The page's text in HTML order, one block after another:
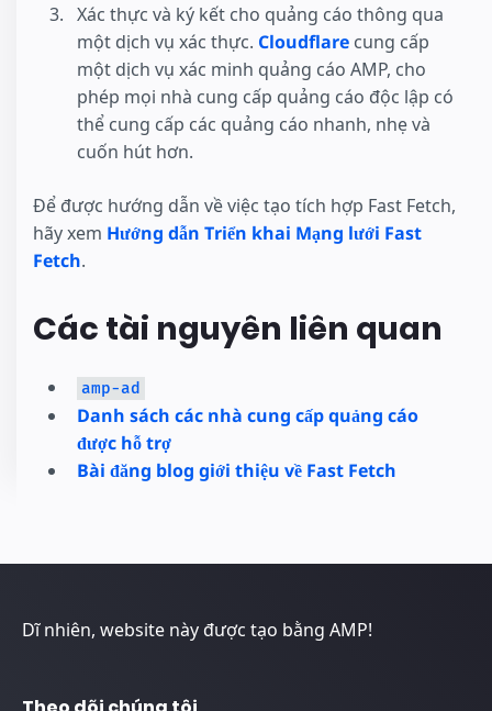
Xác thực và ký kết cho quảng cáo thông qua
một dịch vụ xác thực. Cloudflare cung cấp
một dịch vụ xác minh quảng cáo AMP, cho
phép mọi nhà cung cấp quảng cáo độc lập có
thể cung cấp các quảng cáo nhanh, nhẹ và
cuốn hút hơn.
Để được hướng dẫn về việc tạo tích hợp Fast Fetch,
hãy xem Hướng dẫn Triển khai Mạng lưới Fast
Fetch.
Các tài nguyên liên quan
amp-ad
Danh sách các nhà cung cấp quảng cáo
được hỗ trợ
Bài đăng blog giới thiệu về Fast Fetch
Dĩ nhiên, website này được tạo bằng AMP!